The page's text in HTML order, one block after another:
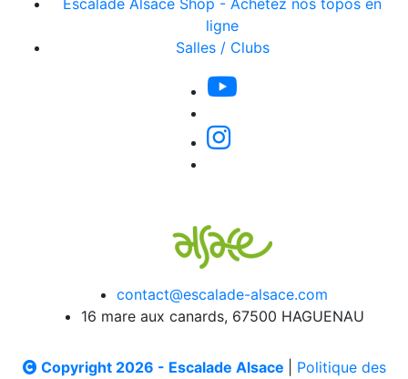
Escalade Alsace Shop - Achetez nos topos en
ligne
Salles / Clubs
contact@escalade-alsace.com
16 mare aux canards, 67500 HAGUENAU
Copyright 2026 - Escalade Alsace
Politique des